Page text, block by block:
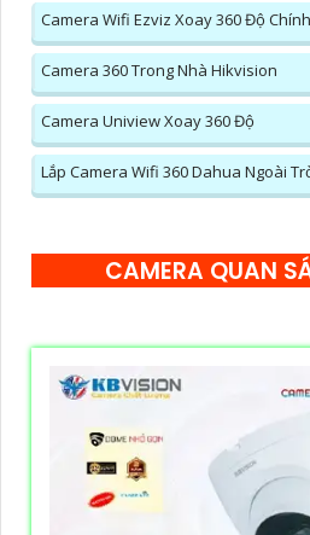
Camera Wifi Ezviz Xoay 360 Độ
Camera 360 Trong Nhà Hikvision
Camera Uniview Xoay 360 Độ
Lắp Camera Wifi 360 Dahua Ngoài
CAMERA QUAN